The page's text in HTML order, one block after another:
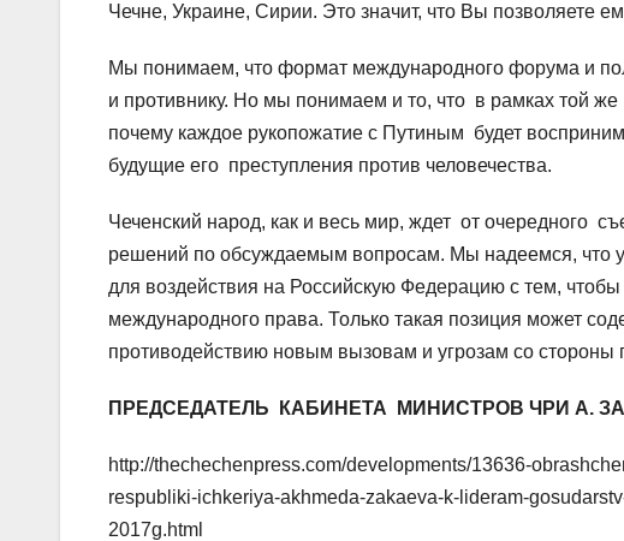
Чечне, Украине, Сирии. Это значит, что Вы позволяете
Мы понимаем, что формат международного форума и
и противнику. Но мы понимаем и то, что в рамках той
почему каждое рукопожатие с Путиным будет
будущие его преступления против человечества.
Чеченский народ, как и весь мир, ждет от очередного
решений по обсуждаемым вопросам. Мы надеемся, что
для воздействия на Российскую Федерацию с тем,
международного права. Только такая позиция может
противодействию новым вызовам и угрозам со стороны
ПРЕДСЕДАТЕЛЬ КАБИНЕТА МИНИСТРОВ ЧРИ А.
http://thechechenpress.com/developments/13636-
respubliki-ichkeriya-akhmeda-zakaeva-k-lideram-
2017g.html